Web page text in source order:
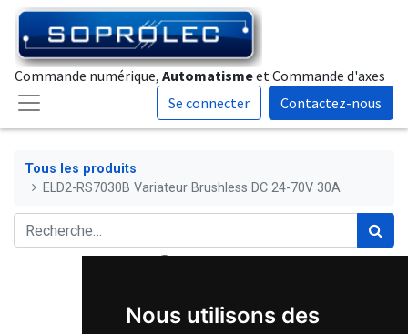
Nous utilisons des
Commande numérique, Automatismeet Commande d'axes
Se connecter
Contactez-nous
Tous les produits
ELD2-RS7030B Variateur Brushless DC 24-70V 30A